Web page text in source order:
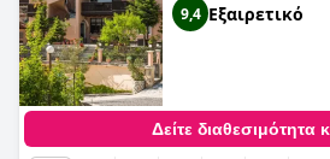
9,4 Εξαιρετικό
Δείτε διαθεσιμότητα